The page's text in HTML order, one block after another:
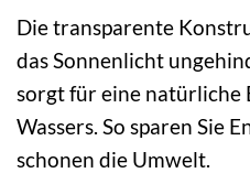
Die transparente
das Sonnenlicht
sorgt für eine natürliche
Wassers. So sparen Sie
schonen die Umwelt.